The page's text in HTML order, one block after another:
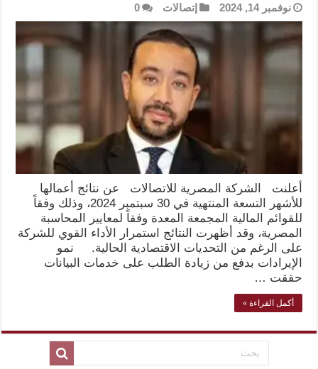
نوفمبر 14, 2024 إتصالات 0
أعلنت الشركة المصرية للاتصالات عن نتائج أعمالها
للأشهر التسعة المنتهية في 30 سبتمبر 2024، وذلك وفقاً
للقوائم المالية المجمعة المعدة وفقاً لمعايير المحاسبة
المصرية، وقد أظهرت النتائج استمرار الأداء القوي للشركة
على الرغم من التحديات الاقتصادية الحالية. نمو
الإيرادات بدفع من زيادة الطلب على خدمات البيانات
حققت …
أكمل القراءة »